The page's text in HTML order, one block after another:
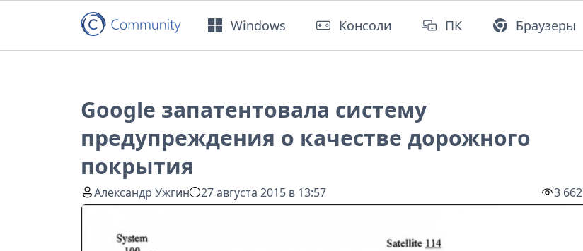
Windows Консоли ПК Браузеры
Google запатентовала систему
предупреждения о качестве дорожного
покрытия
Александр Ужгин 27 августа 2015 в 13:57 3 662